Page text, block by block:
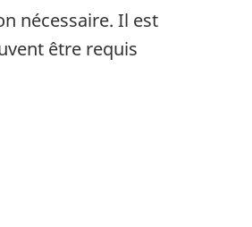
nécessaire. Il est
être requis